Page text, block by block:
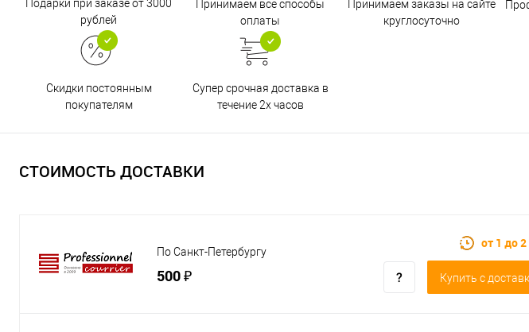
Подарки при заказе от 3000
рублей
Принимаем все способы
оплаты
Принимаем заказы на сайте
круглосуточно
Скидки постоянным
покупателям
Супер срочная доставка в
течение 2х часов
СТОИМОСТЬ ДОСТАВКИ
По Санкт-Петербургу
500 ₽
от 1 до
Купить c